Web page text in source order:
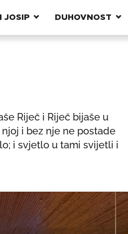
JOSIP DUHOVNOST
Riječ i Riječ bijaše u
i bez nje ne postade
i svjetlo u tami svijetli i